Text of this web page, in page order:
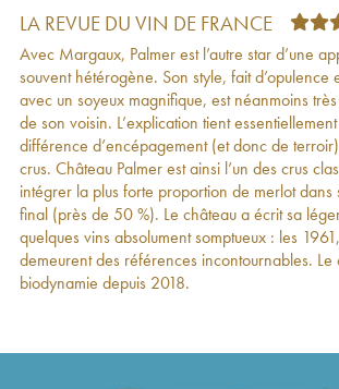
Alter Ego de Palmer Second Vin
2009
Alter Ego de Palmer Second Vin
2008
Château Palmer 3ème Grand Cru Classé
Château Palmer 3ème Grand Cru Classé
Alter Ego de Palmer Second Vin 2007
Château Palmer 3ème Grand Cru Classé
2006
Alter Ego de Palmer Second Vin 2006
Château Palmer 3ème Grand Cru Classé
Alter Ego de Palmer Second Vin2005
Château Palmer 3ème Grand Cru Classé
2004
Alter Ego de Palmer Second Vin
Château Palmer 3ème Grand Cru Classé
LA REVUE DU VIN DE FRANCE
Avec Margaux, Palmer est l’autre star d’une
souvent hétérogène. Son style, fait d’opulence
avec un soyeux magnifique, est néanmoins
de son voisin. L’explication tient
différence d’encépagement (et donc de
crus. Château Palmer est ainsi l’un des crus
intégrer la plus forte proportion de merlot dans
final (près de 50 %). Le château a écrit sa
quelques vins absolument somptueux : les
demeurent des références incontournables. Le
biodynamie depuis 2018.